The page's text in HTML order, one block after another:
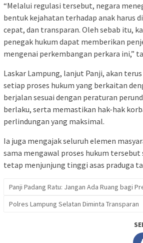
“Melalui regulasi tersebut, negara
bentuk kejahatan terhadap anak harus
cepat, dan transparan. Oleh sebab itu,
penegak hukum dapat memberikan
mengenai perkembangan perkara ini,”
Laskar Lampung, lanjut Panji, akan
setiap proses hukum yang berkaitan
berjalan sesuai dengan peraturan
berlaku, serta memastikan hak-hak
perlindungan yang maksimal.
Ia juga mengajak seluruh elemen
sama mengawal proses hukum
tetap menjunjung tinggi asas praduga
Panji Padang Ratu: Jangan Ada Ruang bagi
Polres Lampung Selatan Diminta Transparan